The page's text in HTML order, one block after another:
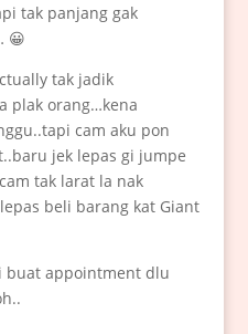
tak panjang gak
😀
tak jadik
plak orang…kena
cam aku pon
jek lepas gi jumpe
tak larat la nak
beli barang kat Giant
buat appointment dlu